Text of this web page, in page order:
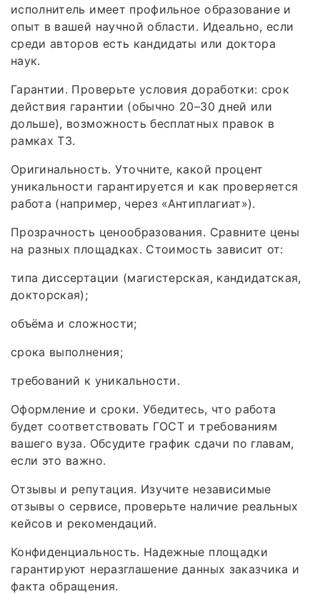
исполнитель имеет профильное образование и
опыт в вашей научной области. Идеально, если
среди авторов есть кандидаты или доктора
наук.
Гарантии. Проверьте условия доработки: срок
действия гарантии (обычно 20–30 дней или
дольше), возможность бесплатных правок в
рамках ТЗ.
Оригинальность. Уточните, какой процент
уникальности гарантируется и как проверяется
работа (например, через «Антиплагиат»).
Прозрачность ценообразования. Сравните цены
на разных площадках. Стоимость зависит от:
типа диссертации (магистерская, кандидатская,
докторская);
объёма и сложности;
срока выполнения;
требований к уникальности.
Оформление и сроки. Убедитесь, что работа
будет соответствовать ГОСТ и требованиям
вашего вуза. Обсудите график сдачи по главам,
если это важно.
Отзывы и репутация. Изучите независимые
отзывы о сервисе, проверьте наличие реальных
кейсов и рекомендаций.
Конфиденциальность. Надежные площадки
гарантируют неразглашение данных заказчика и
факта обращения.